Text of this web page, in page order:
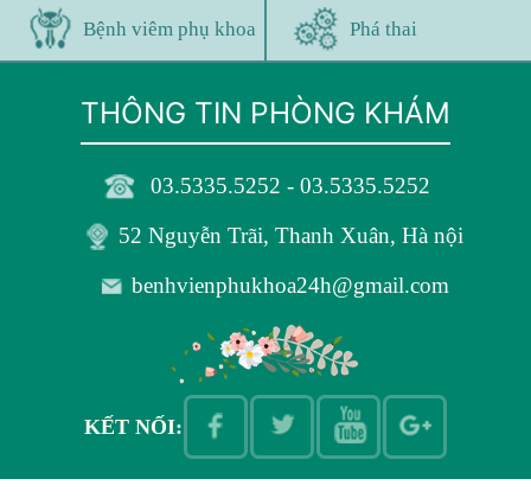
Bệnh viêm phụ khoa Phá thai
THÔNG TIN PHÒNG KHÁM
03.5335.5252 - 03.5335.5252
52 Nguyễn Trãi, Thanh Xuân, Hà nội
benhvienphukhoa24h@gmail.com
KẾT NỐI: